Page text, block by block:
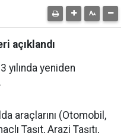
açıklandı
yeniden
araçlarını (Otomobil,
Taşıt, Arazi Taşıtı,